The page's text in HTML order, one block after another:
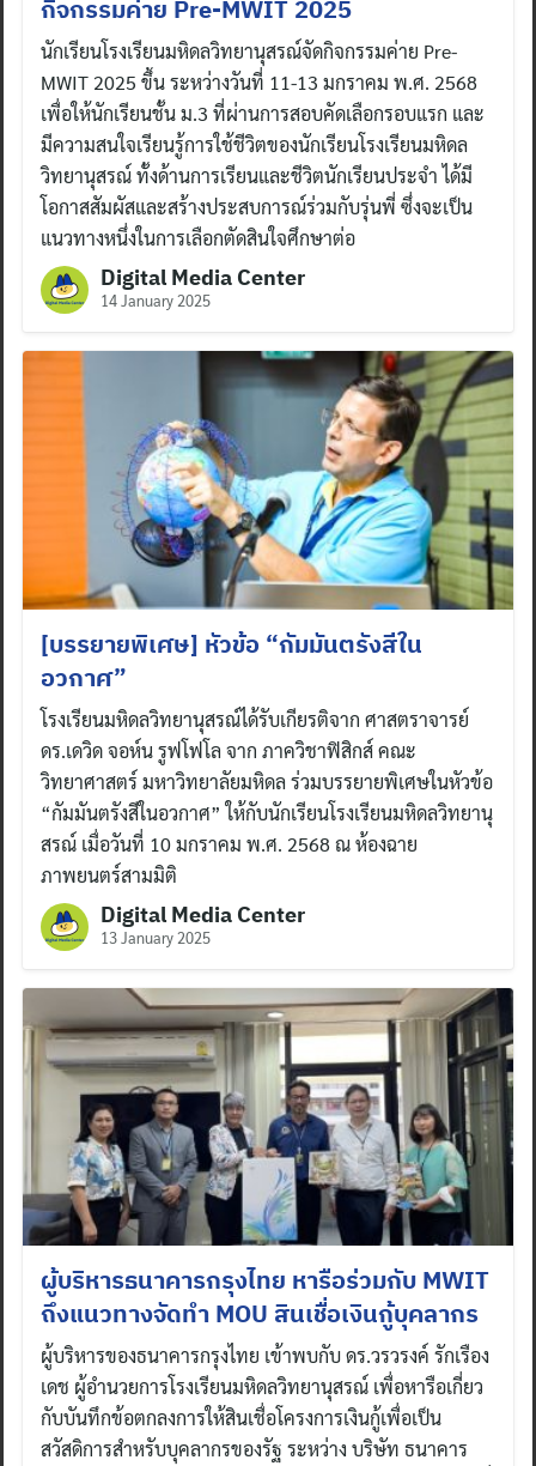
กิจกรรมค่าย Pre-MWIT 2025
นักเรียนโรงเรียนมหิดลวิทยานุสรณ์จัดกิจกรรมค่าย Pre-
MWIT 2025 ขึ้น ระหว่างวันที่ 11-13 มกราคม พ.ศ. 2568
เพื่อให้นักเรียนชั้น ม.3 ที่ผ่านการสอบคัดเลือกรอบแรก และ
มีความสนใจเรียนรู้การใช้ชีวิตของนักเรียนโรงเรียนมหิดล
วิทยานุสรณ์ ทั้งด้านการเรียนและชีวิตนักเรียนประจำ ได้มี
โอกาสสัมผัสและสร้างประสบการณ์ร่วมกับรุ่นพี่ ซึ่งจะเป็น
แนวทางหนึ่งในการเลือกตัดสินใจศึกษาต่อ
Digital Media Center
14 January 2025
[บรรยายพิเศษ] หัวข้อ “กัมมันตรังสีใน
อวกาศ”
โรงเรียนมหิดลวิทยานุสรณ์ได้รับเกียรติจาก ศาสตราจารย์
ดร.เดวิด จอห์น รูฟโฟโล จาก ภาควิชาฟิสิกส์ คณะ
วิทยาศาสตร์ มหาวิทยาลัยมหิดล ร่วมบรรยายพิเศษในหัวข้อ
“กัมมันตรังสีในอวกาศ” ให้กับนักเรียนโรงเรียนมหิดลวิทยานุ
สรณ์ เมื่อวันที่ 10 มกราคม พ.ศ. 2568 ณ ห้องฉาย
ภาพยนตร์สามมิติ
Digital Media Center
13 January 2025
ผู้บริหารธนาคารกรุงไทย หารือร่วมกับ MWIT
ถึงแนวทางจัดทำ MOU สินเชื่อเงินกู้บุคลากร
ผู้บริหารของธนาคารกรุงไทย เข้าพบกับ ดร.วรวรงค์ รักเรือง
เดช ผู้อำนวยการโรงเรียนมหิดลวิทยานุสรณ์ เพื่อหารือเกี่ยว
กับบันทึกข้อตกลงการให้สินเชื่อโครงการเงินกู้เพื่อเป็น
สวัสดิการสำหรับบุคลากรของรัฐ ระหว่าง บริษัท ธนาคาร